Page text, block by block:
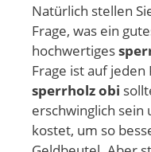
Natürlich stellen
Frage, was ein
hochwertiges
Frage ist auf jeden
sperrholz obi
erschwinglich sein
kostet, um so